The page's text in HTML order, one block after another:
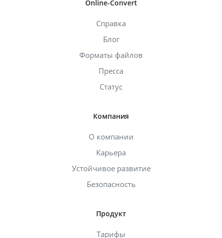
Online-Convert
Справка
Блог
Форматы файлов
Пресса
Статус
Компания
О компании
Карьера
Устойчивое развитие
Безопасность
Продукт
Тарифы